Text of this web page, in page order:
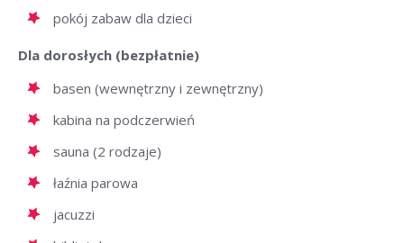
pokój zabaw dla dzieci
Dla dorosłych (bezpłatnie)
basen (wewnętrzny i zewnętrzny)
kabina na podczerwień
sauna (2 rodzaje)
łaźnia parowa
jacuzzi